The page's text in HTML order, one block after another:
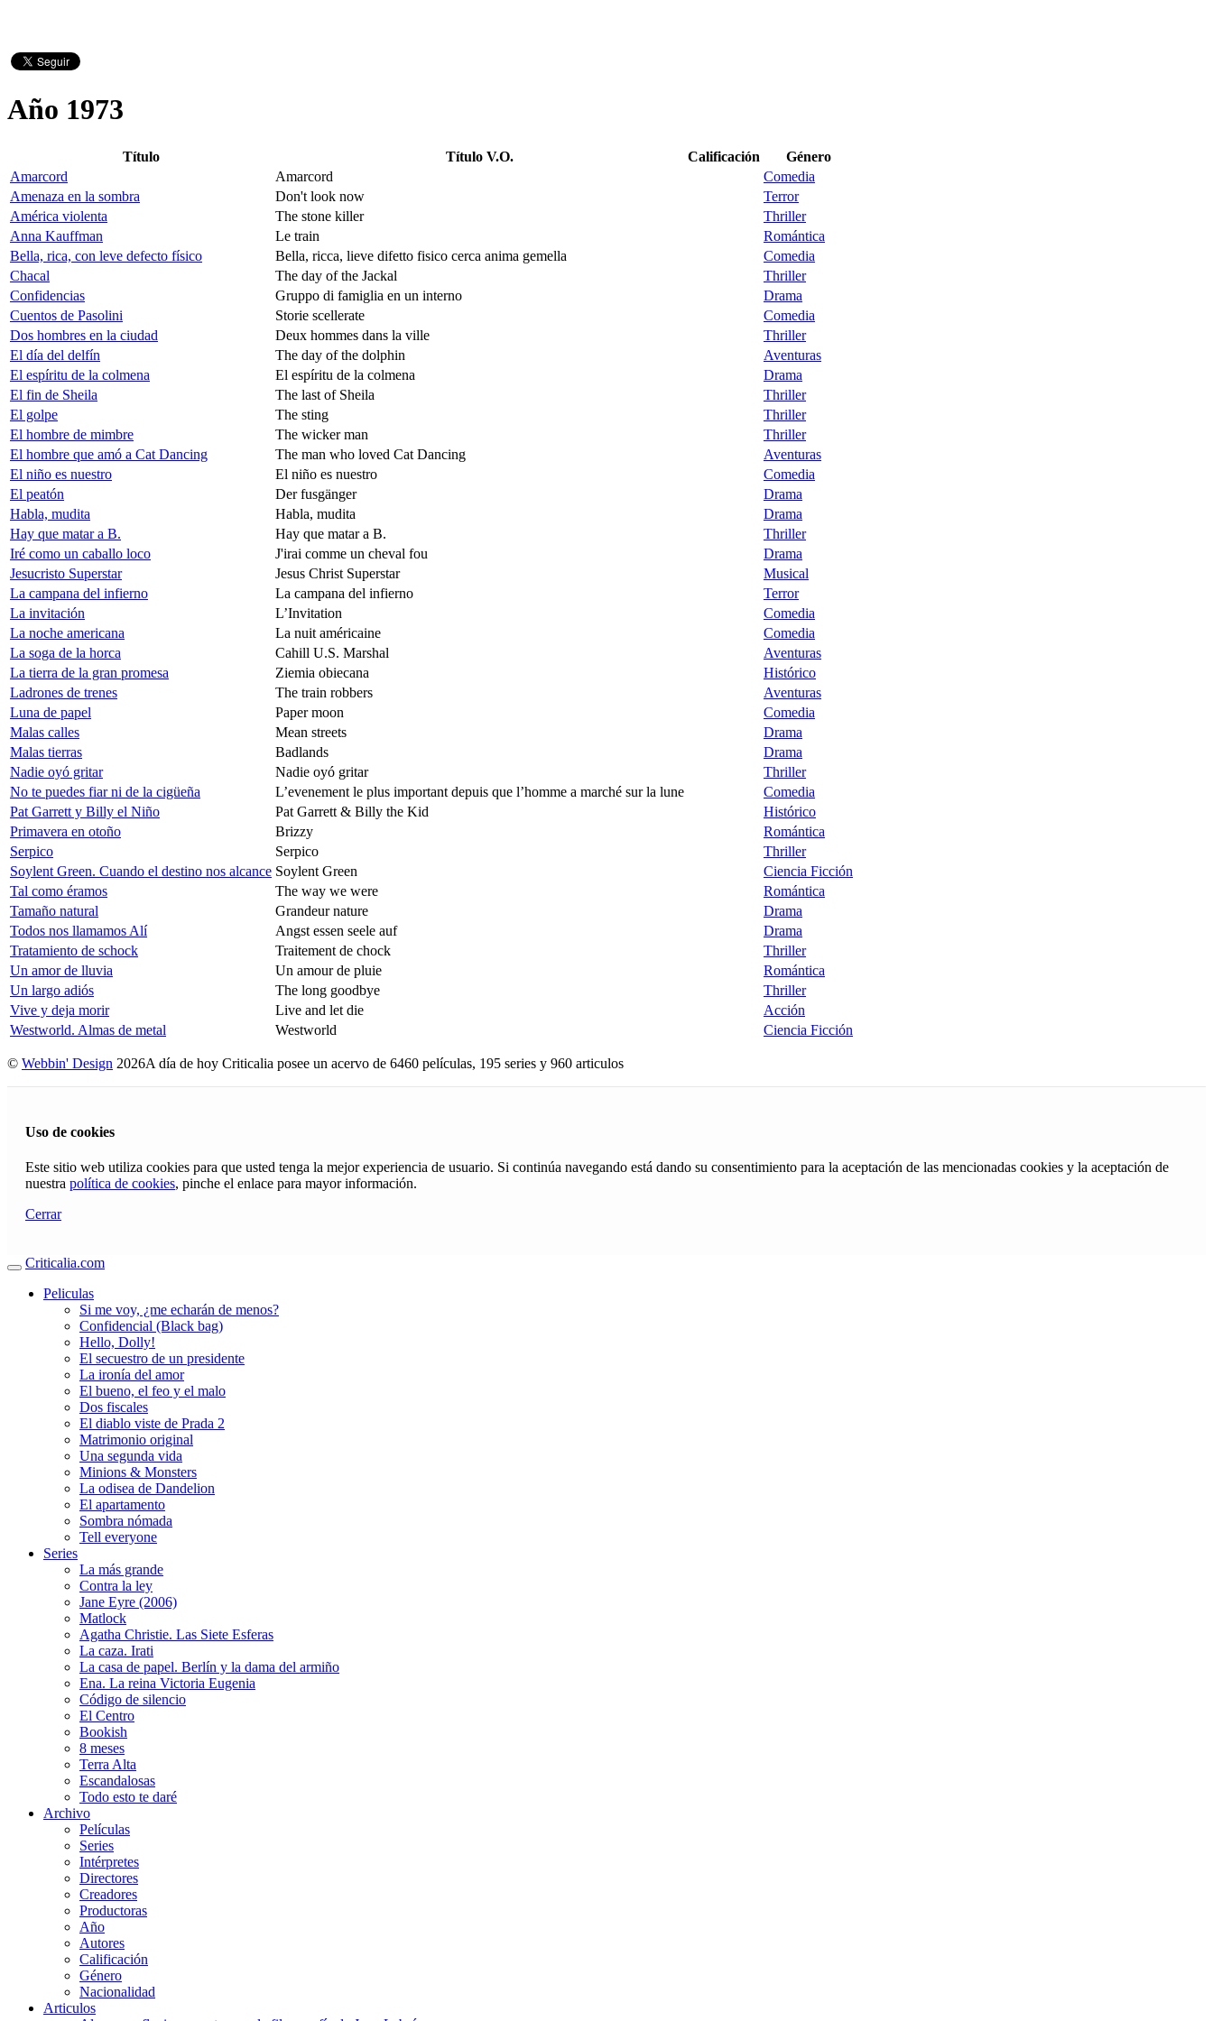
Año 1973
Título Título V.O. Calificación
Género
Amarcord
Amarcord
Comedia
Amenaza en la sombra
Don't look now
Terror
América violenta
The stone killer
Thriller
Anna Kauffman
Le train
Romántica
Bella, rica, con leve defecto físico
Bella, ricca, lieve difetto fisico cerca anima gemella
Comedia
Chacal
The day of the Jackal
Thriller
Confidencias
Gruppo di famiglia en un interno
Drama
Cuentos de Pasolini
Storie scellerate
Comedia
Dos hombres en la ciudad
Deux hommes dans la ville
Thriller
El día del delfín
The day of the dolphin
Aventuras
El espíritu de la colmena
El espíritu de la colmena
Drama
El fin de Sheila
The last of Sheila
Thriller
El golpe
The sting
Thriller
El hombre de mimbre
The wicker man
Thriller
El hombre que amó a Cat Dancing
The man who loved Cat Dancing
Aventuras
El niño es nuestro
El niño es nuestro
Comedia
El peatón
Der fusgänger
Drama
Habla, mudita
Habla, mudita
Drama
Hay que matar a B.
Hay que matar a B.
Thriller
Iré como un caballo loco
J'irai comme un cheval fou
Drama
Jesucristo Superstar
Jesus Christ Superstar
Musical
La campana del infierno
La campana del infierno
Terror
La invitación
L’Invitation
Comedia
La noche americana
La nuit américaine
Comedia
La soga de la horca
Cahill U.S. Marshal
Aventuras
La tierra de la gran promesa
Ziemia obiecana
Histórico
Ladrones de trenes
The train robbers
Aventuras
Luna de papel
Paper moon
Comedia
Malas calles
Mean streets
Drama
Malas tierras
Badlands
Drama
Nadie oyó gritar
Nadie oyó gritar
Thriller
No te puedes fiar ni de la cigüeña
L’evenement le plus important depuis que l’homme a marché sur la lune
Comedia
Pat Garrett y Billy el Niño
Pat Garrett & Billy the Kid
Histórico
Primavera en otoño
Brizzy
Romántica
Serpico
Serpico
Thriller
Soylent Green. Cuando el destino nos alcance Soylent Green
Ciencia Ficción
Tal como éramos
The way we were
Romántica
Tamaño natural
Grandeur nature
Drama
Todos nos llamamos Alí
Angst essen seele auf
Drama
Tratamiento de schock
Traitement de chock
Thriller
Un amor de lluvia
Un amour de pluie
Romántica
Un largo adiós
The long goodbye
Thriller
Vive y deja morir
Live and let die
Acción
Westworld. Almas de metal
Westworld Ciencia Ficción
© Webbin' Design 2026A día de hoy Criticalia posee un acervo de 6460 películas, 195 series y 960 articulos
Uso de cookies
Este sitio web utiliza cookies para que usted tenga la mejor experiencia de usuario. Si continúa navegando está dando su consentimiento para la aceptación de las mencionadas cookies y la aceptación de
nuestra política de cookies, pinche el enlace para mayor información.
Cerrar
Criticalia.com
Peliculas
Si me voy, ¿me echarán de menos?
Confidencial (Black bag)
Hello, Dolly!
El secuestro de un presidente
La ironía del amor
El bueno, el feo y el malo
Dos fiscales
El diablo viste de Prada 2
Matrimonio original
Una segunda vida
Minions & Monsters
La odisea de Dandelion
El apartamento
Sombra nómada
Tell everyone
Series
La más grande
Contra la ley
Jane Eyre (2006)
Matlock
Agatha Christie. Las Siete Esferas
La caza. Irati
La casa de papel. Berlín y la dama del armiño
Ena. La reina Victoria Eugenia
Código de silencio
El Centro
Bookish
8 meses
Terra Alta
Escandalosas
Todo esto te daré
Archivo
Películas
Series
Intérpretes
Directores
Creadores
Productoras
Año
Autores
Calificación
Género
Nacionalidad
Articulos